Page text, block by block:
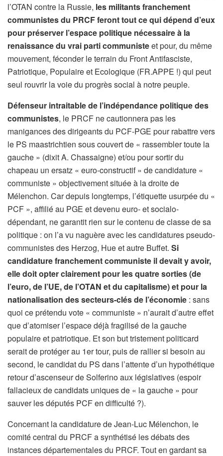
l’OTAN contre la Russie, les militants franchement
communistes du PRCF feront tout ce qui dépend d’eux
pour préserver l’espace politique nécessaire à la
renaissance du vrai parti communisteet pour, du même
mouvement, féconder le terrain du Front Antifasciste,
Patriotique, Populaire et Ecologique (FR.APPE !) qui peut
seul rouvrir la voie du progrès social à notre peuple.
Défenseur intraitable de l’indépendance politique des
communistes, le PRCF ne cautionnera pas les
manigances des dirigeants du PCF-PGE pour rabattre vers
le PS maastrichtien sous couvert de « rassembler toute la
gauche » (dixit A. Chassaigne) et/ou pour sortir du
chapeau un ersatz « euro-constructif » de candidature «
communiste » objectivement située à la droite de
Mélenchon. Car depuis longtemps, l’étiquette usurpée du «
PCF », affilié au PGE et devenu euro- et socialo-
dépendant, ne garantit rien sur le contenu de classe de sa
politique : on l’a vu naguère avec les candidatures pseudo-
communistes des Herzog, Hue et autre Buffet. Si
candidature franchement communiste il devait y avoir,
elle doit opter clairement pour les quatre sorties (de
l’euro, de l’UE, de l’OTAN et du capitalisme) et pour la
nationalisation des secteurs-clés de l’économie : sans
quoi ce prétendu vote « communiste » n’aurait d’autre effet
que d’atomiser l’espace déjà fragilisé de la gauche
populaire et patriotique. Et son but tristement politicard
serait de protéger au 1er tour, puis de rallier si besoin au
second, le candidat du PS dans l’attente d’un hypothétique
retour d’ascenseur de Solferino aux législatives (espoir
fallacieux de candidats uniques de « la gauche » pour
sauver les députés PCF en difficulté ?).
Concernant la candidature de Jean-Luc Mélenchon, le
comité central du PRCF a synthétisé les débats des
instances départementales du PRCF. Tout en gardant sa